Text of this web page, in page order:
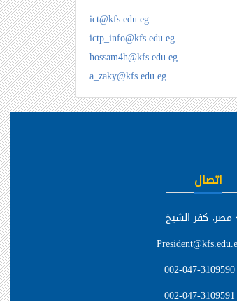
ict@kfs.edu.eg
ictp_info@kfs.edu.eg
hossam4h@kfs.edu.eg
a_zaky@kfs.edu.eg
اتصال
مصر، كفر الشيخ